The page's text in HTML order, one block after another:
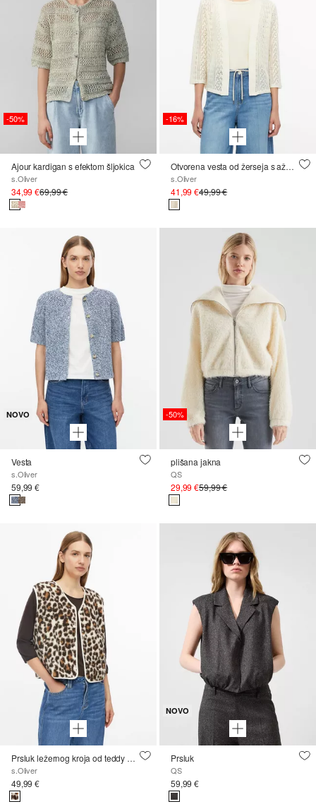
-50%
Ajour kardigan s efektom šljokica
s.Oliver
34,99 €69,99 €
-16%
Otvorena vesta od žerseja s ažur uzorkom
s.Oliver
41,99 €49,99 €
NOVO
Vesta
s.Oliver
59,99 €
-50%
plišana jakna
QS
29,99 €59,99 €
Prsluk ležernog kroja od teddy pliša s leopard uzorkom
s.Oliver
49,99 €
NOVO
Prsluk
QS
59,99 €